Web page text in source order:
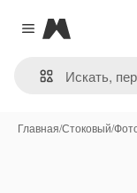
Close menu
Magnific
Главная/Стоковый/